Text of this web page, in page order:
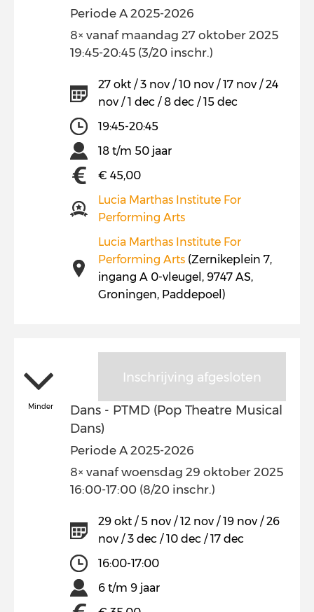
Periode A 2025-2026
8× vanaf maandag 27 oktober 2025
19:45-20:45 (3/20 inschr.)
27 okt / 3 nov / 10 nov / 17 nov / 24
nov / 1 dec / 8 dec / 15 dec
19:45-20:45
18 t/m 50 jaar
€ 45,00
Lucia Marthas Institute For
Performing Arts
Lucia Marthas Institute For
Performing Arts (Zernikeplein 7,
ingang A 0-vleugel, 9747 AS,
Groningen, Paddepoel)
Inschrijving afgesloten
Minder
Dans - PTMD (Pop Theatre Musical
Dans)
Periode A 2025-2026
8× vanaf woensdag 29 oktober 2025
16:00-17:00 (8/20 inschr.)
29 okt / 5 nov / 12 nov / 19 nov / 26
nov / 3 dec / 10 dec / 17 dec
16:00-17:00
6 t/m 9 jaar